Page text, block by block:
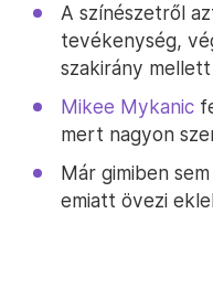
A színészetről
tevékenység,
szakirány
Mikee Mykanic
mert nagyon
Már gimiben
emiatt övezi